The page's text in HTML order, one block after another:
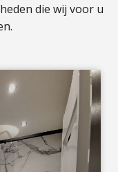
die wij voor u